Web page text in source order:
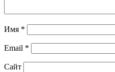
Имя *
Email *
Сайт